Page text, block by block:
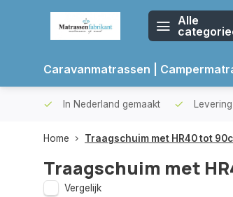
Alle
Caravanmatrassen |
In Nederland gemaakt
Home Traagschuim met HR40 tot
Traagschuim met
Vergelijk